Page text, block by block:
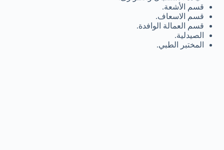
قسم الأشعة.
قسم الاسعاف.
قسم العمالة الوافدة.
الصيدلية.
المختبر الطبي.